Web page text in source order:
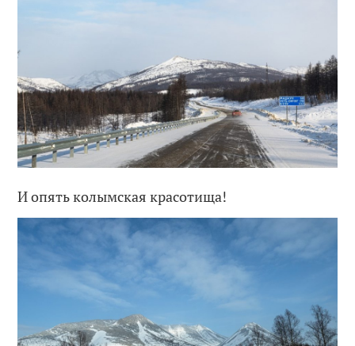
И опять колымская красотища!